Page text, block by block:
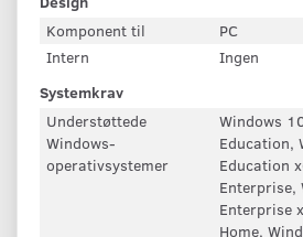
Komponent til
PC
Intern
Ingen
Systemkrav
Understøttede
Windows-
operativsystemer
Windows
Education,
Education
Enterprise,
Enterprise
Home,